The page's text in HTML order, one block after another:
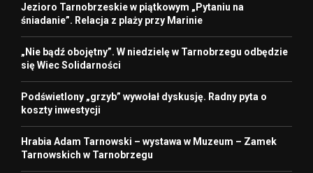
Jezioro Tarnobrzeskie w piątkowym „Pytaniu na
śniadanie”. Relacja z plaży przy Marinie
„Nie bądź obojętny”. W niedzielę w Tarnobrzegu odbędzie
się Wiec Solidarności
Podświetlony „grzyb” wywołał dyskusję. Radny pyta o
koszty inwestycji
Hrabia Adam Tarnowski – wystawa w Muzeum – Zamek
Tarnowskich w Tarnobrzegu